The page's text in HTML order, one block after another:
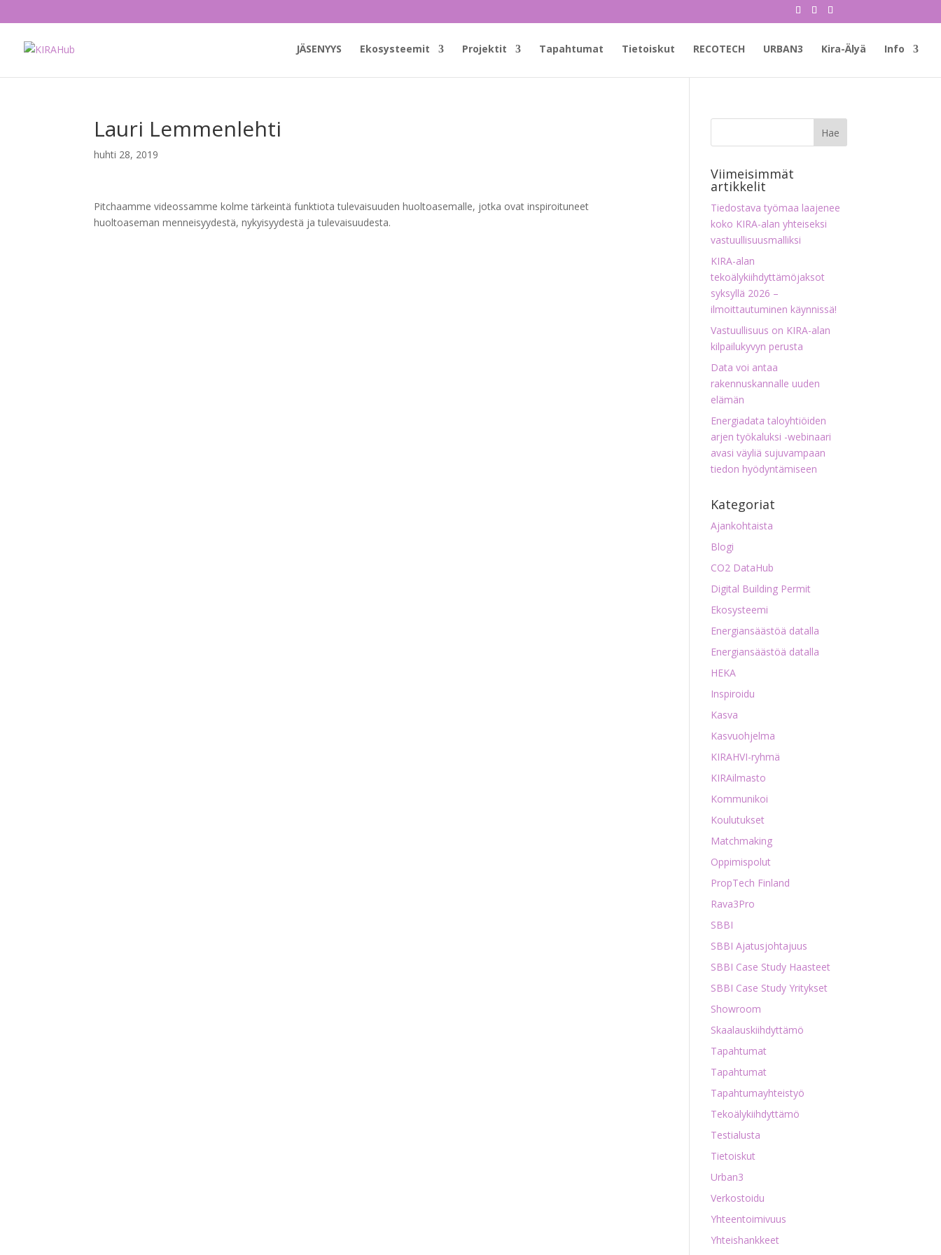
JÄSENYYS Ekosysteemit Projektit Tapahtumat Tietoiskut RECOTECH URBAN3 Kira-Älyä Info
Lauri Lemmenlehti
huhti 28, 2019
Pitchaamme videossamme kolme tärkeintä funktiota tulevaisuuden huoltoasemalle, jotka ovat inspiroituneet
huoltoaseman menneisyydestä, nykyisyydestä ja tulevaisuudesta.
Viimeisimmät
artikkelit
Tiedostava työmaa laajenee
koko KIRA-alan yhteiseksi
vastuullisuusmalliksi
KIRA-alan
tekoälykiihdyttämöjaksot
syksyllä 2026 –
ilmoittautuminen käynnissä!
Vastuullisuus on KIRA-alan
kilpailukyvyn perusta
Data voi antaa
rakennuskannalle uuden
elämän
Energiadata taloyhtiöiden
arjen työkaluksi -webinaari
avasi väyliä sujuvampaan
tiedon hyödyntämiseen
Kategoriat
Ajankohtaista
Blogi
CO2 DataHub
Digital Building Permit
Ekosysteemi
Energiansäästöä datalla
Energiansäästöä datalla
HEKA
Inspiroidu
Kasva
Kasvuohjelma
KIRAHVI-ryhmä
KIRAilmasto
Kommunikoi
Koulutukset
Matchmaking
Oppimispolut
PropTech Finland
Rava3Pro
SBBI
SBBI Ajatusjohtajuus
SBBI Case Study Haasteet
SBBI Case Study Yritykset
Showroom
Skaalauskiihdyttämö
Tapahtumat
Tapahtumat
Tapahtumayhteistyö
Tekoälykiihdyttämö
Testialusta
Tietoiskut
Urban3
Verkostoidu
Yhteentoimivuus
Yhteishankkeet